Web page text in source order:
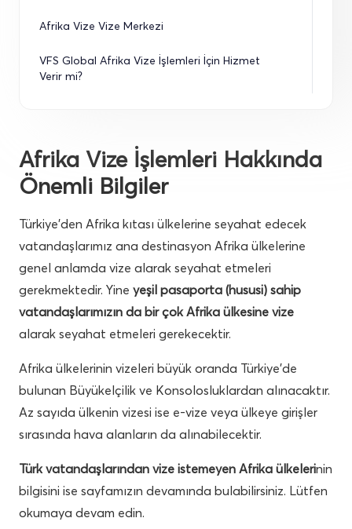
Afrika Vize Vize Merkezi
VFS Global Afrika Vize İşlemleri İçin Hizmet
Verir mi?
Afrika Vize İşlemleri Hakkında
Önemli Bilgiler
Türkiye’den Afrika kıtası ülkelerine seyahat edecek
vatandaşlarımız ana destinasyon Afrika ülkelerine
genel anlamda vize alarak seyahat etmeleri
gerekmektedir. Yine yeşil pasaporta (hususi) sahip
vatandaşlarımızın da bir çok Afrika ülkesine vize
alarak seyahat etmeleri gerekecektir.
Afrika ülkelerinin vizeleri büyük oranda Türkiye’de
bulunan Büyükelçilik ve Konsolosluklardan alınacaktır.
Az sayıda ülkenin vizesi ise e-vize veya ülkeye girişler
sırasında hava alanların da alınabilecektir.
Türk vatandaşlarından vize istemeyen Afrika ülkelerinin
bilgisini ise sayfamızın devamında bulabilirsiniz. Lütfen
okumaya devam edin.